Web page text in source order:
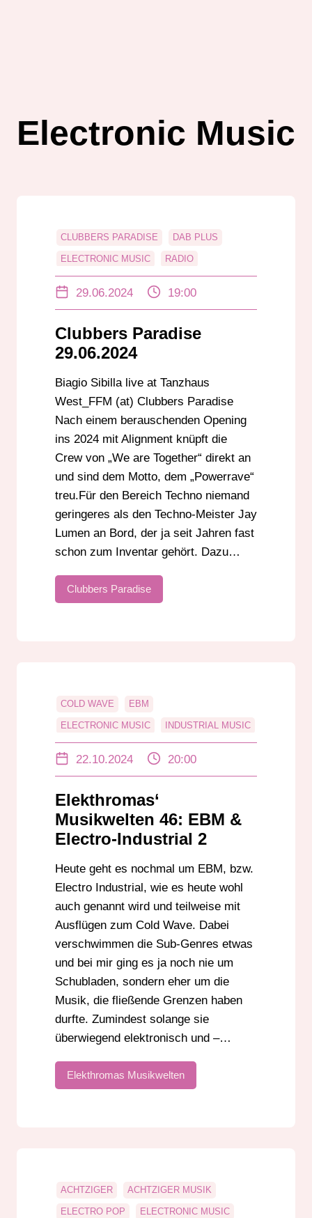
Electronic Music
CLUBBERS PARADISE DAB PLUS
ELECTRONIC MUSIC RADIO
RHEIN-NECKAR
29.06.2024 19:00
Clubbers Paradise
29.06.2024
Biagio Sibilla live at Tanzhaus
West_FFM (at) Clubbers Paradise
Nach einem berauschenden Opening
ins 2024 mit Alignment knüpft die
Crew von „We are Together“ direkt an
und sind dem Motto, dem „Powerrave“
treu.Für den Bereich Techno niemand
geringeres als den Techno-Meister Jay
Lumen an Bord, der ja seit Jahren fast
schon zum Inventar gehört. Dazu…
Clubbers Paradise
COLD WAVE EBM
ELECTRONIC MUSIC INDUSTRIAL MUSIC
22.10.2024 20:00
Elekthromas‘
Musikwelten 46: EBM &
Electro-Industrial 2
Heute geht es nochmal um EBM, bzw.
Electro Industrial, wie es heute wohl
auch genannt wird und teilweise mit
Ausflügen zum Cold Wave. Dabei
verschwimmen die Sub-Genres etwas
und bei mir ging es ja noch nie um
Schubladen, sondern eher um die
Musik, die fließende Grenzen haben
durfte. Zumindest solange sie
überwiegend elektronisch und –…
Elekthromas Musikwelten
ACHTZIGER ACHTZIGER MUSIK
ELECTRO POP ELECTRONIC MUSIC